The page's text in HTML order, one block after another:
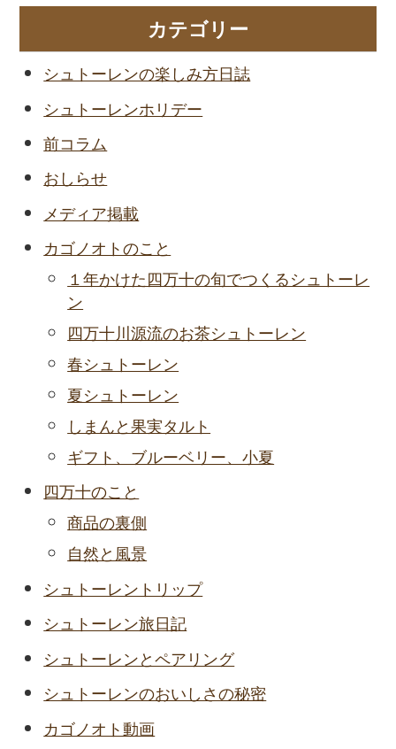
カテゴリー
シュトーレンの楽しみ方日誌
シュトーレンホリデー
前コラム
おしらせ
メディア掲載
カゴノオトのこと
１年かけた四万十の旬でつくるシュトーレ
ン
四万十川源流のお茶シュトーレン
春シュトーレン
夏シュトーレン
しまんと果実タルト
ギフト、ブルーベリー、小夏
四万十のこと
商品の裏側
自然と風景
シュトーレントリップ
シュトーレン旅日記
シュトーレンとペアリング
シュトーレンのおいしさの秘密
カゴノオト動画